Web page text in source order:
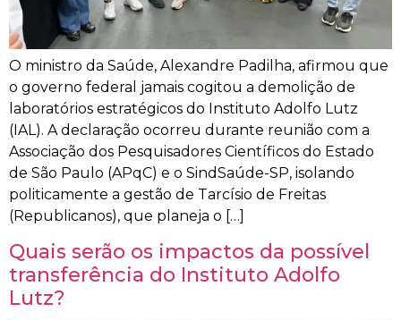
O ministro da Saúde, Alexandre Padilha, afirmou que
o governo federal jamais cogitou a demolição de
laboratórios estratégicos do Instituto Adolfo Lutz
(IAL). A declaração ocorreu durante reunião com a
Associação dos Pesquisadores Científicos do Estado
de São Paulo (APqC) e o SindSaúde-SP, isolando
politicamente a gestão de Tarcísio de Freitas
(Republicanos), que planeja o […]
Quais serão os impactos da possível
transferência do Instituto Adolfo
Lutz?